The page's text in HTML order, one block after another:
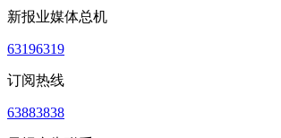
新报业媒体总机
63196319
订阅热线
63883838